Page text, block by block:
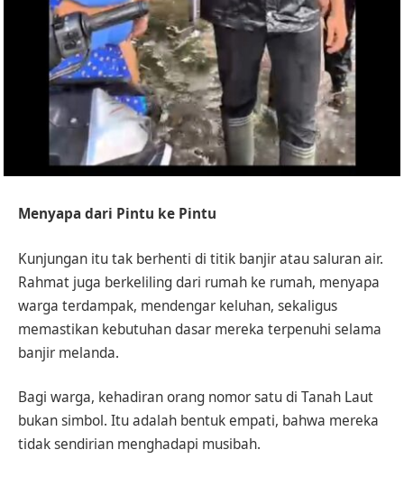
Menyapa dari Pintu ke Pintu
Kunjungan itu tak berhenti di titik banjir atau saluran air.
Rahmat juga berkeliling dari rumah ke rumah, menyapa
warga terdampak, mendengar keluhan, sekaligus
memastikan kebutuhan dasar mereka terpenuhi selama
banjir melanda.
Bagi warga, kehadiran orang nomor satu di Tanah Laut
bukan simbol. Itu adalah bentuk empati, bahwa mereka
tidak sendirian menghadapi musibah.